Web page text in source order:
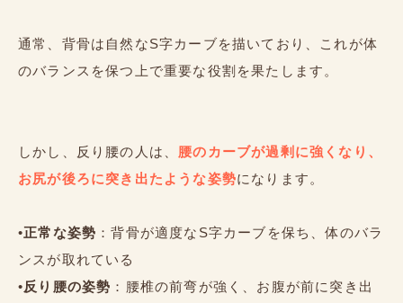
通常、背骨は自然なS字カーブを描いており、これが体
のバランスを保つ上で重要な役割を果たします。
しかし、反り腰の人は、 腰のカーブが過剰に強くなり、
お尻が後ろに突き出たような姿勢になります。
•正常な姿勢 ：背骨が適度なS字カーブを保ち、体のバラ
ンスが取れている
•反り腰の姿勢 ：腰椎の前弯が強く、お腹が前に突き出